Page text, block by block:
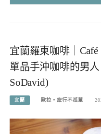
宜蘭羅東咖啡｜
單品手沖咖啡的男
SoDavid)
宜蘭 歐拉。旅行不孤單